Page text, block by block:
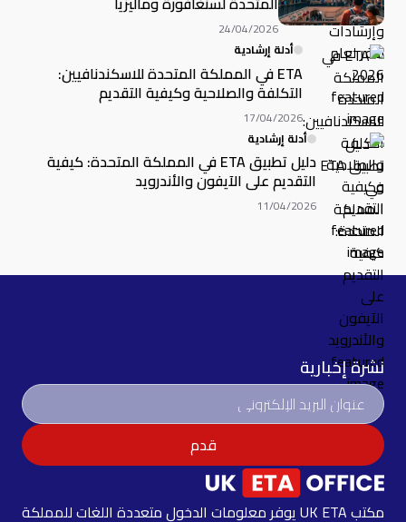
24/04/2026
أدلة إرشادية
ETA في المملكة المتحدة للاسكندنافيين:
التكلفة والصلاحية وكيفية التقديم
17/04/2026
أدلة إرشادية
دليل تطبيق ETA في المملكة المتحدة: كيفية
التقديم على الآيفون والأندرويد
11/04/2026
نشرة إخبارية
قدم
مكتب UK ETA يوفر معلومات الدخول متعددة اللغات للمملكة